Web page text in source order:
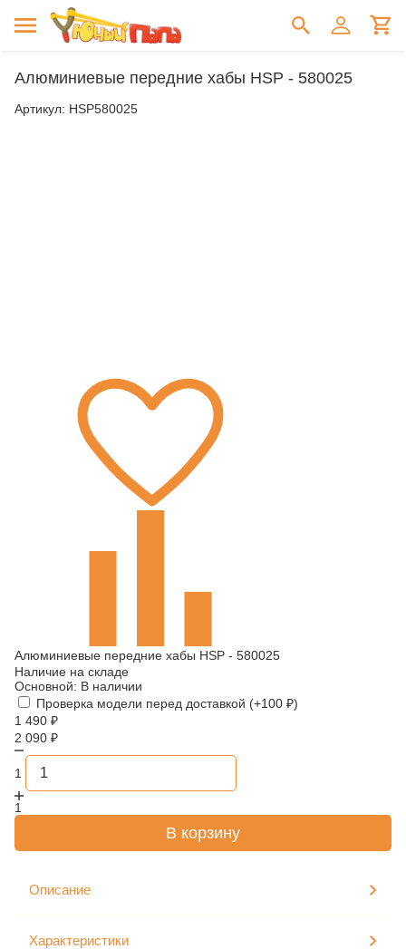
Алюминиевые передние хабы HSP - 580025
Артикул: HSP580025
Алюминиевые передние хабы HSP - 580025
Наличие на складе
Основной: В наличии
Проверка модели перед доставкой (+100 ₽)
1 490 ₽
2 090 ₽
1
1
В корзину
Описание
Характеристики